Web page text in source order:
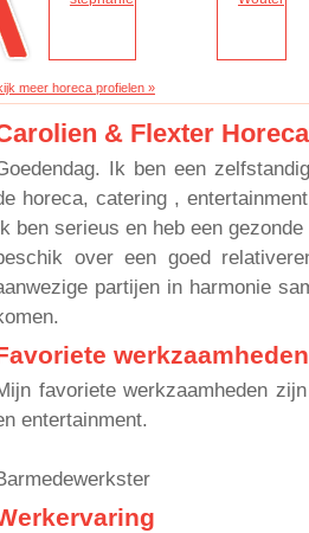
meer horeca profielen »
& Flexter Horeca
Ik ben een
horeca, catering ,
ben serieus en heb een
over een goed
partijen in harmonie
werkzaamheden
favoriete werkzaamheden
entertainment.